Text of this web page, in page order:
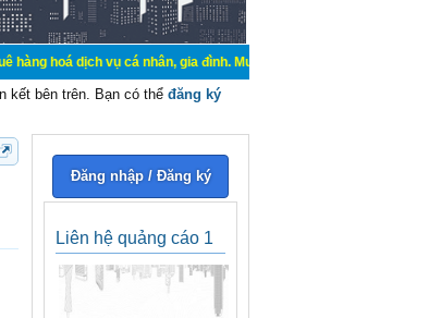
vụ cá nhân, gia đình. Mua bán, ký gửi, cho thuê thiết bị hệ
kết bên trên. Bạn có thể đăng ký
Đăng nhập / Đăng ký
Liên hệ quảng cáo 1